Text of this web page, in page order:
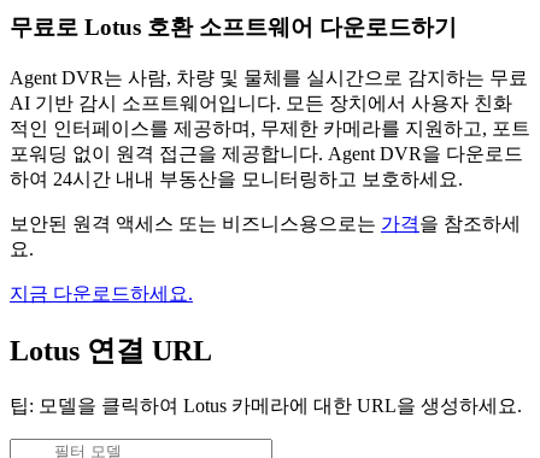
무료로 Lotus 호환 소프트웨어 다운로드하기
Agent DVR는 사람, 차량 및 물체를 실시간으로 감지하는 무료
AI 기반 감시 소프트웨어입니다. 모든 장치에서 사용자 친화
적인 인터페이스를 제공하며, 무제한 카메라를 지원하고, 포트
포워딩 없이 원격 접근을 제공합니다. Agent DVR을 다운로드
하여 24시간 내내 부동산을 모니터링하고 보호하세요.
보안된 원격 액세스 또는 비즈니스용으로는 가격을 참조하세
요.
지금 다운로드하세요.
Lotus 연결 URL
팁: 모델을 클릭하여 Lotus 카메라에 대한 URL을 생성하세요.